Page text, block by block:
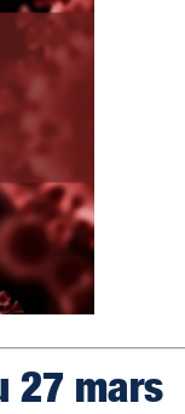
27 mars